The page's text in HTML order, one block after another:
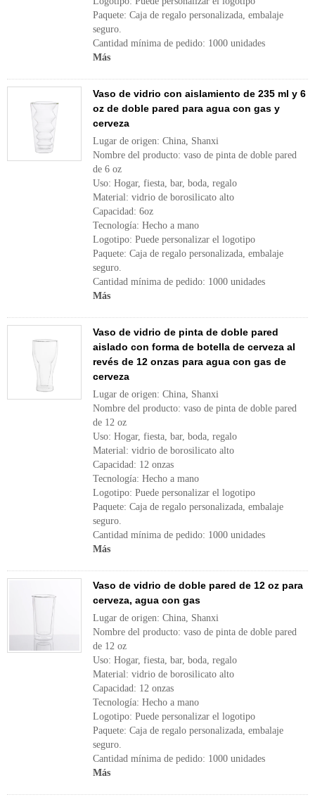
Paquete: Caja de regalo personalizada, embalaje
seguro.
Cantidad mínima de pedido: 1000 unidades
Más
Vaso de vidrio con aislamiento de 235 ml y 6
oz de doble pared para agua con gas y
cerveza
Lugar de origen: China, Shanxi
Nombre del producto: vaso de pinta de doble pared
de 6 oz
Uso: Hogar, fiesta, bar, boda, regalo
Material: vidrio de borosilicato alto
Capacidad: 6oz
Tecnología: Hecho a mano
Logotipo: Puede personalizar el logotipo
Paquete: Caja de regalo personalizada, embalaje
seguro.
Cantidad mínima de pedido: 1000 unidades
Más
Vaso de vidrio de pinta de doble pared
aislado con forma de botella de cerveza al
revés de 12 onzas para agua con gas de
cerveza
Lugar de origen: China, Shanxi
Nombre del producto: vaso de pinta de doble pared
de 12 oz
Uso: Hogar, fiesta, bar, boda, regalo
Material: vidrio de borosilicato alto
Capacidad: 12 onzas
Tecnología: Hecho a mano
Logotipo: Puede personalizar el logotipo
Paquete: Caja de regalo personalizada, embalaje
seguro.
Cantidad mínima de pedido: 1000 unidades
Más
Vaso de vidrio de doble pared de 12 oz para
cerveza, agua con gas
Lugar de origen: China, Shanxi
Nombre del producto: vaso de pinta de doble pared
de 12 oz
Uso: Hogar, fiesta, bar, boda, regalo
Material: vidrio de borosilicato alto
Capacidad: 12 onzas
Tecnología: Hecho a mano
Logotipo: Puede personalizar el logotipo
Paquete: Caja de regalo personalizada, embalaje
seguro.
Cantidad mínima de pedido: 1000 unidades
Más